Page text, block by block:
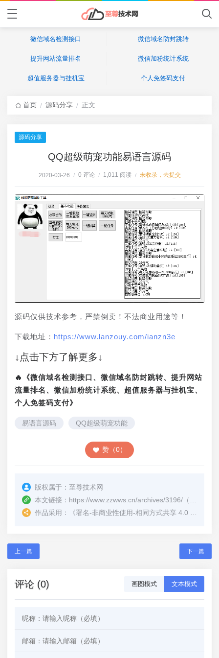
微信域名检测接口 微信域名防封跳转
提升网站流量排名 微信加粉统计系统
超值服务器与挂机宝 个人免签码支付
首页 / 源码分享 / 正文
源码分享
QQ超级萌宠功能易语言源码
2020-03-26 / 0 评论 / 1,011 阅读 / 未收录，去提交
源码仅供技术参考，严禁倒卖！不法商业用途等！
下载地址： https://www.lanzouy.com/ianzn3e
↓点击下方了解更多↓
🔥《微信域名检测接口、微信域名防封跳转、提升网站
流量排名、微信加粉统计系统、超值服务器与挂机宝、
个人免签码支付》
易语言源码 QQ超级萌宠功能
赞（0）
版权属于： 至尊技术网
本文链接： https://www.zzwws.cn/archives/3196/ （转载时请注明本文出处及文章链接）
作品采用：
《署名-非商业性使用-相同方式共享 4.0 国际 (CC BY-NC-SA 4.0)
上一篇 下一篇
评论 (0) 画图模式 文本模式